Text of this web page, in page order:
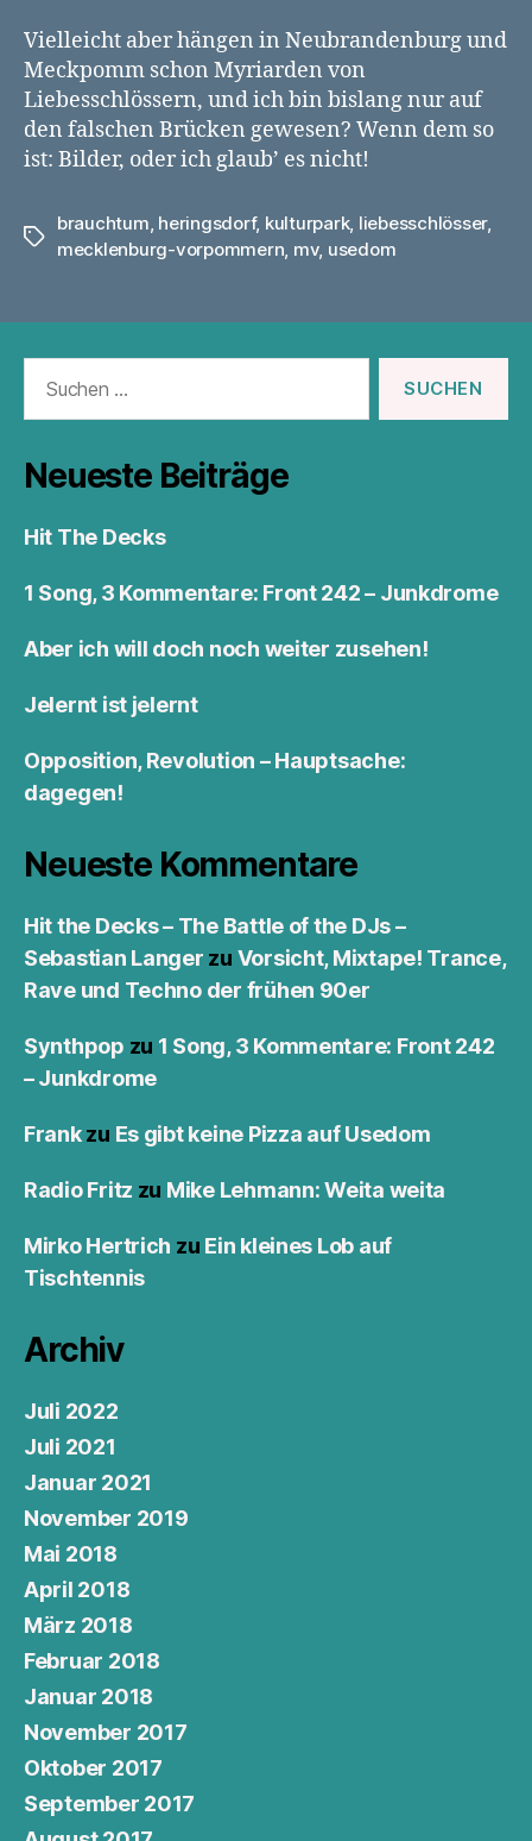
Vielleicht aber hängen in Neubrandenburg und
Meckpomm schon Myriarden von
Liebesschlössern, und ich bin bislang nur auf
den falschen Brücken gewesen? Wenn dem so
ist: Bilder, oder ich glaub’ es nicht!
Schlagwörter
brauchtum heringsdorf, kulturpark, liebesschlösser,
mecklenburg-vorpommern mv, usedom
nach:
Neueste Beiträge
Hit The Decks
1 Song, 3 Kommentare: Front 242 – Junkdrome
Aber ich will doch noch weiter zusehen!
Jelernt ist jelernt
Opposition, Revolution – Hauptsache:
dagegen!
Neueste Kommentare
Hit the Decks – The Battle of the DJs –
Sebastian Langer zu Vorsicht, Mixtape! Trance,
Rave und Techno der frühen 90er
Synthpop zu 1 Song, 3 Kommentare: Front 242
– Junkdrome
Frankzu Es gibt keine Pizza auf Usedom
Radio Fritz zu Mike Lehmann: Weita weita
Mirko Hertrich zu Ein kleines Lob auf
Tischtennis
Archiv
Juli 2022
Juli 2021
Januar 2021
November 2019
Mai 2018
April 2018
März 2018
Februar 2018
Januar 2018
November 2017
Oktober 2017
September 2017